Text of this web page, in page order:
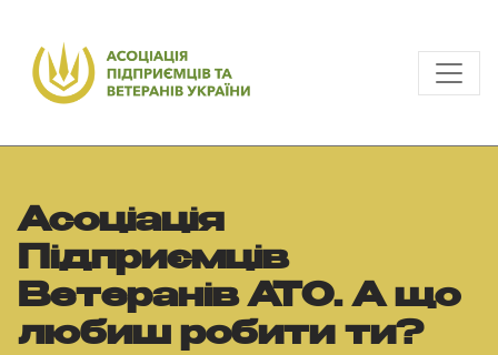
Асоціація
Підприємців
Ветеранів АТО. А що
любиш робити ти?